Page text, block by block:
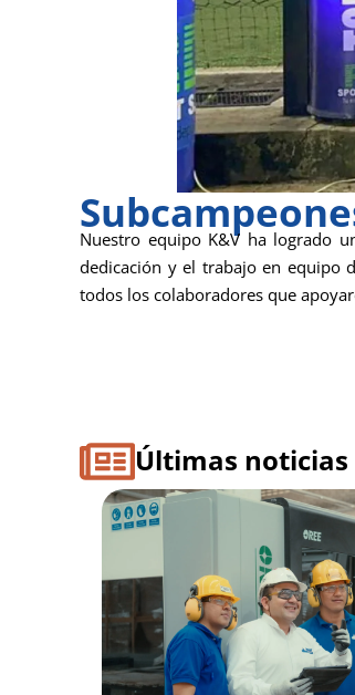
Nuestro equipo K&V ha logrado
dedicación y el trabajo en equipo
todos los colaboradores que
Últimas noticias